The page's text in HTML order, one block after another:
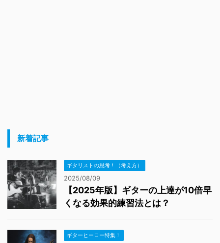
新着記事
ギタリストの思考！（考え方）
2025/08/09
【2025年版】ギターの上達が10倍早
くなる効果的練習法とは？
ギターヒーロー特集！